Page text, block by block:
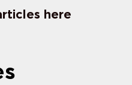
here